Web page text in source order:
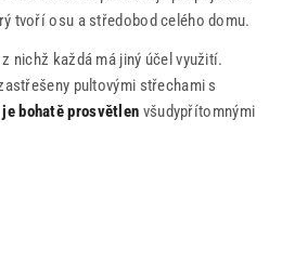
tvoří osu a středobod celého domu.
nichž každá má jiný účel využití.
pultovými střechami s
je bohatě prosvětlen všudypřítomnými